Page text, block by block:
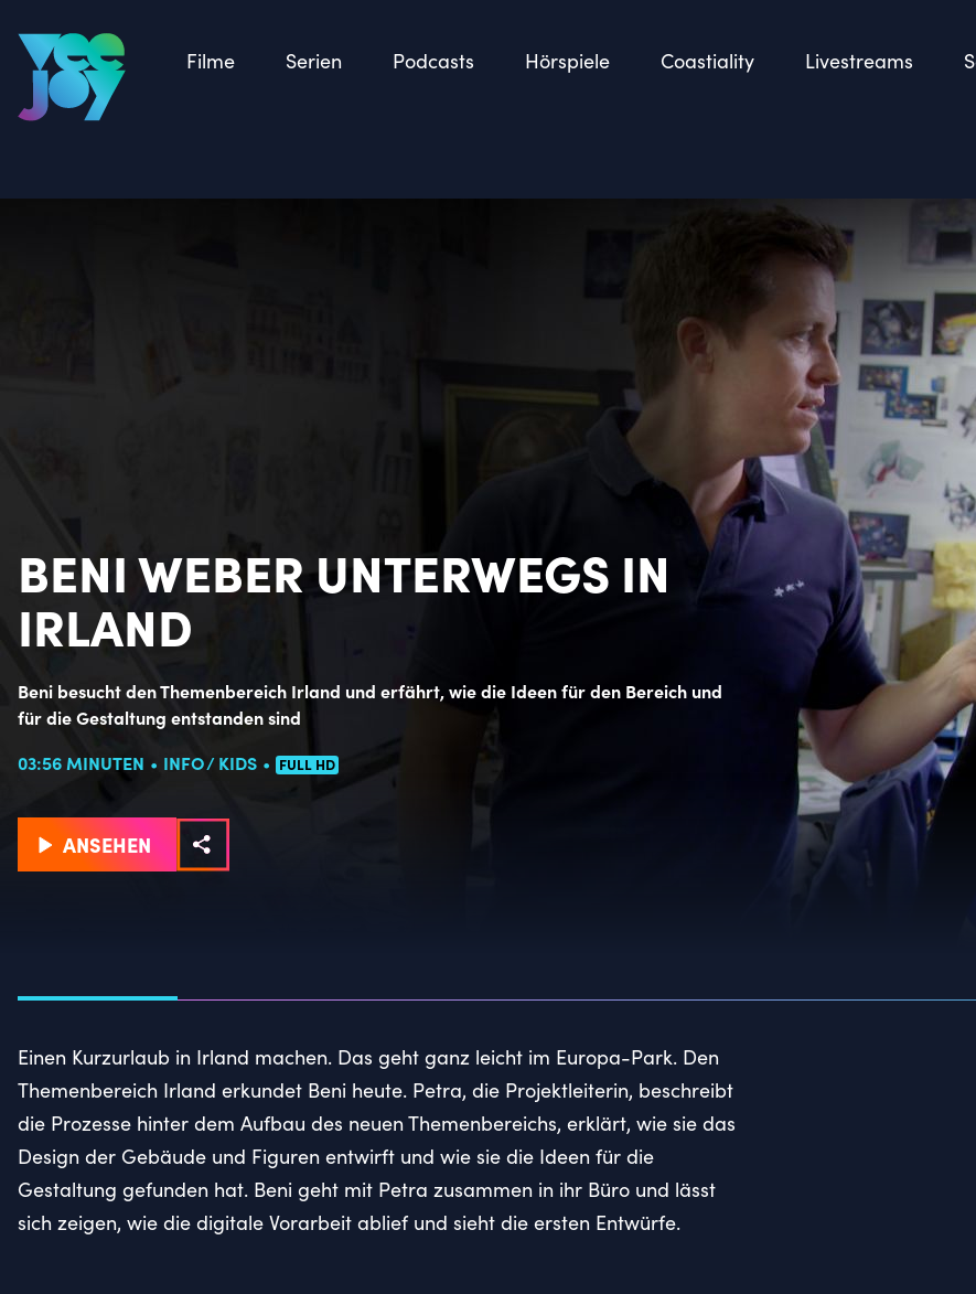
Filme Serien Podcasts Hörspiele Coastiality Livestreams
BENI WEBER UNTERWEGS IN
IRLAND
Beni besucht den Themenbereich Irland und erfährt, wie die Ideen für den Bereich und
für die Gestaltung entstanden sind
03:56 MINUTEN
INFO KIDS FULL HD
ANSEHEN
Einen Kurzurlaub in Irland machen. Das geht ganz leicht im Europa-Park. Den
Themenbereich Irland erkundet Beni heute. Petra, die Projektleiterin, beschreibt
die Prozesse hinter dem Aufbau des neuen Themenbereichs, erklärt, wie sie das
Design der Gebäude und Figuren entwirft und wie sie die Ideen für die
Gestaltung gefunden hat. Beni geht mit Petra zusammen in ihr Büro und lässt
sich zeigen, wie die digitale Vorarbeit ablief und sieht die ersten Entwürfe.
Zurück